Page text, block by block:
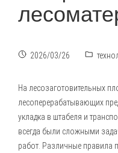
2026/03/26
На лесозаготовительных
лесоперерабатывающих
укладка в штабеля и
всегда были сложными
работ. Различные правила